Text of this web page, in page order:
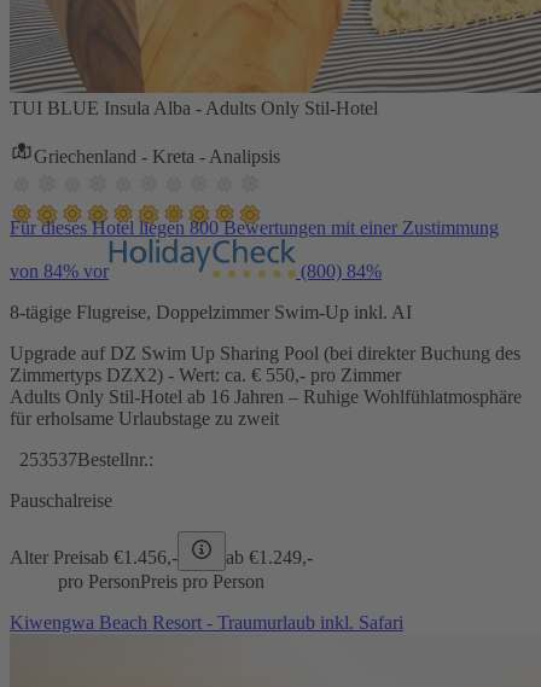
TUI BLUE Insula Alba - Adults Only Stil-Hotel
Griechenland - Kreta - Analipsis
Für dieses Hotel liegen 800 Bewertungen mit einer Zustimmung
von 84% vor (800) 84%
8-tägige Flugreise, Doppelzimmer Swim-Up inkl. AI
Upgrade auf DZ Swim Up Sharing Pool (bei direkter Buchung des
Zimmertyps DZX2) - Wert: ca. € 550,- pro Zimmer
Adults Only Stil-Hotel ab 16 Jahren – Ruhige Wohlfühlatmosphäre
für erholsame Urlaubstage zu zweit
253537Bestellnr.:
Pauschalreise
Alter Preisab €1.456,- ab €1.249,-
pro PersonPreis pro Person
Kiwengwa Beach Resort - Traumurlaub inkl. Safari